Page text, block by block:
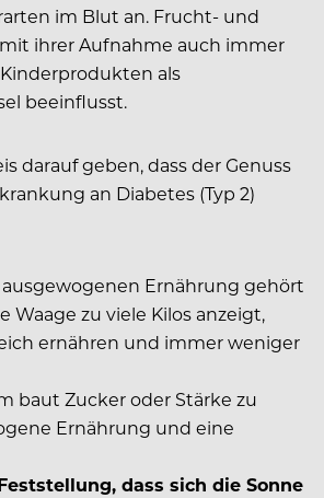
im Blut an. Frucht- und
ihrer Aufnahme auch immer
als
beeinflusst.
darauf geben, dass der Genuss
an Diabetes (Typ 2)
Ernährung gehört
zu viele Kilos anzeigt,
ernähren und immer weniger
baut Zucker oder Stärke zu
Ernährung und eine
dass sich die Sonne